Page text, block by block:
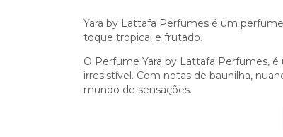
Yara by Lattafa Perfumes é um
toque tropical e frutado.
O Perfume Yara by Lattafa Perfumes,
irresistível. Com notas de baunilha,
mundo de sensações.